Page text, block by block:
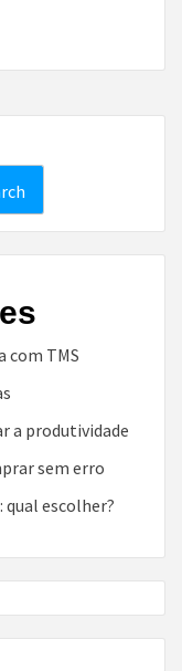
com TMS
a produtividade
sem erro
qual escolher?